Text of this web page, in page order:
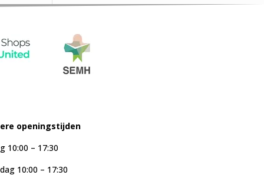
openingstijden
10:00 – 17:30
10:00 – 17:30